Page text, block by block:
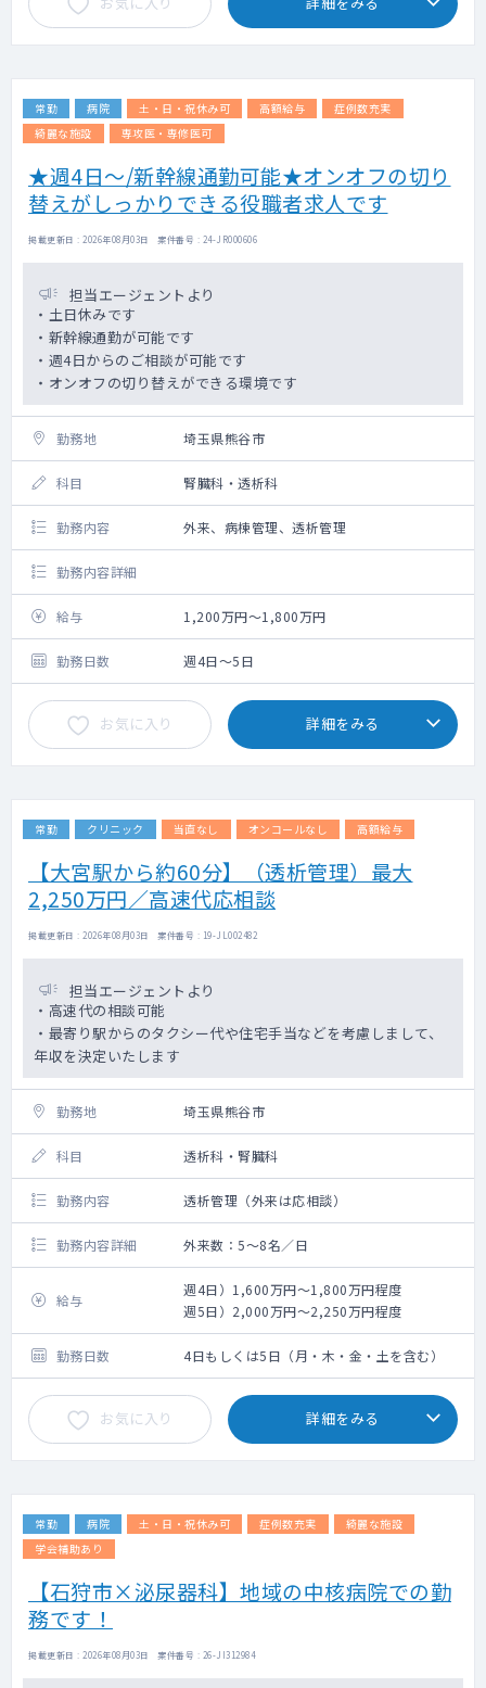
常勤 病院 土・日・祝休み可 高額給与
症例数充実
綺麗な施設
専攻医・専修医可
★週4日～/新幹線通勤可能★オンオフの切り
替えがしっかりできる役職者求人です
掲載更新日 : 2026年08月03日 案件番号 : 24-JR000606
担当エージェントより
・土日休みです
・新幹線通勤が可能です
・週4日からのご相談が可能です
・オンオフの切り替えができる環境です
勤務地 埼玉県熊谷市
科目 腎臓科・透析科
勤務内容 外来、病棟管理、透析管理
勤務内容詳細
給与 1,200万円～1,800万円
勤務日数 週4日～5日
お気に入り 詳細をみる
常勤 クリニック 当直なし オンコールなし 高額給与
【大宮駅から約60分】（透析管理）最大
2,250万円／高速代応相談
掲載更新日 : 2026年08月03日 案件番号 : 19-JL002482
担当エージェントより
・高速代の相談可能
・最寄り駅からのタクシー代や住宅手当などを考慮しまして、
年収を決定いたします
勤務地 埼玉県熊谷市
科目 透析科・腎臓科
勤務内容 透析管理（外来は応相談）
勤務内容詳細 外来数：5～8名／日
給与
週4日）1,600万円～1,800万円程度
週5日）2,000万円～2,250万円程度
勤務日数 4日もしくは5日（月・木・金・土を含む）
お気に入り 詳細をみる
常勤 病院 土・日・祝休み可 症例数充実
綺麗な施設
学会補助あり
【石狩市×泌尿器科】地域の中核病院での勤
務です！
掲載更新日 : 2026年08月03日 案件番号 : 26-JI312984